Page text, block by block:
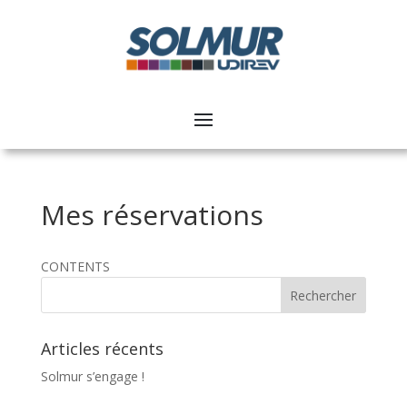
Mes réservations
CONTENTS
Articles récents
Solmur s’engage !